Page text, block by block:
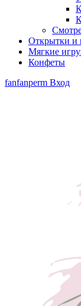
Открытки и
Мягкие
Конфеты
fanfanperm Вход